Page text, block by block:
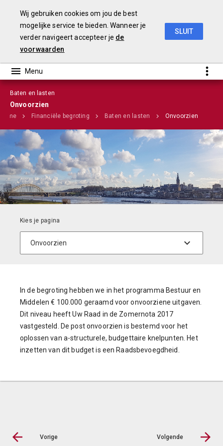
Baten en lasten
Onvoorzien
Home Financiële begroting Baten en lasten Onvoorzien
In de begroting hebben we in het programma Bestuur en
Middelen € 100.000 geraamd voor onvoorziene uitgaven.
Dit niveau heeft Uw Raad in de Zomernota 2017
vastgesteld. De post onvoorzien is bestemd voor het
oplossen van a-structurele, budgettaire knelpunten. Het
inzetten van dit budget is een Raadsbevoegdheid.
Vorige Volgende
Wij gebruiken cookies om jou de best
mogelijke service te bieden. Wanneer je
verder navigeert accepteer je de
voorwaarden
SLUIT